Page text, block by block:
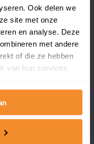
Ook delen we
site met onze
en analyse. Deze
met andere
of die ze hebben
van hun services.
en